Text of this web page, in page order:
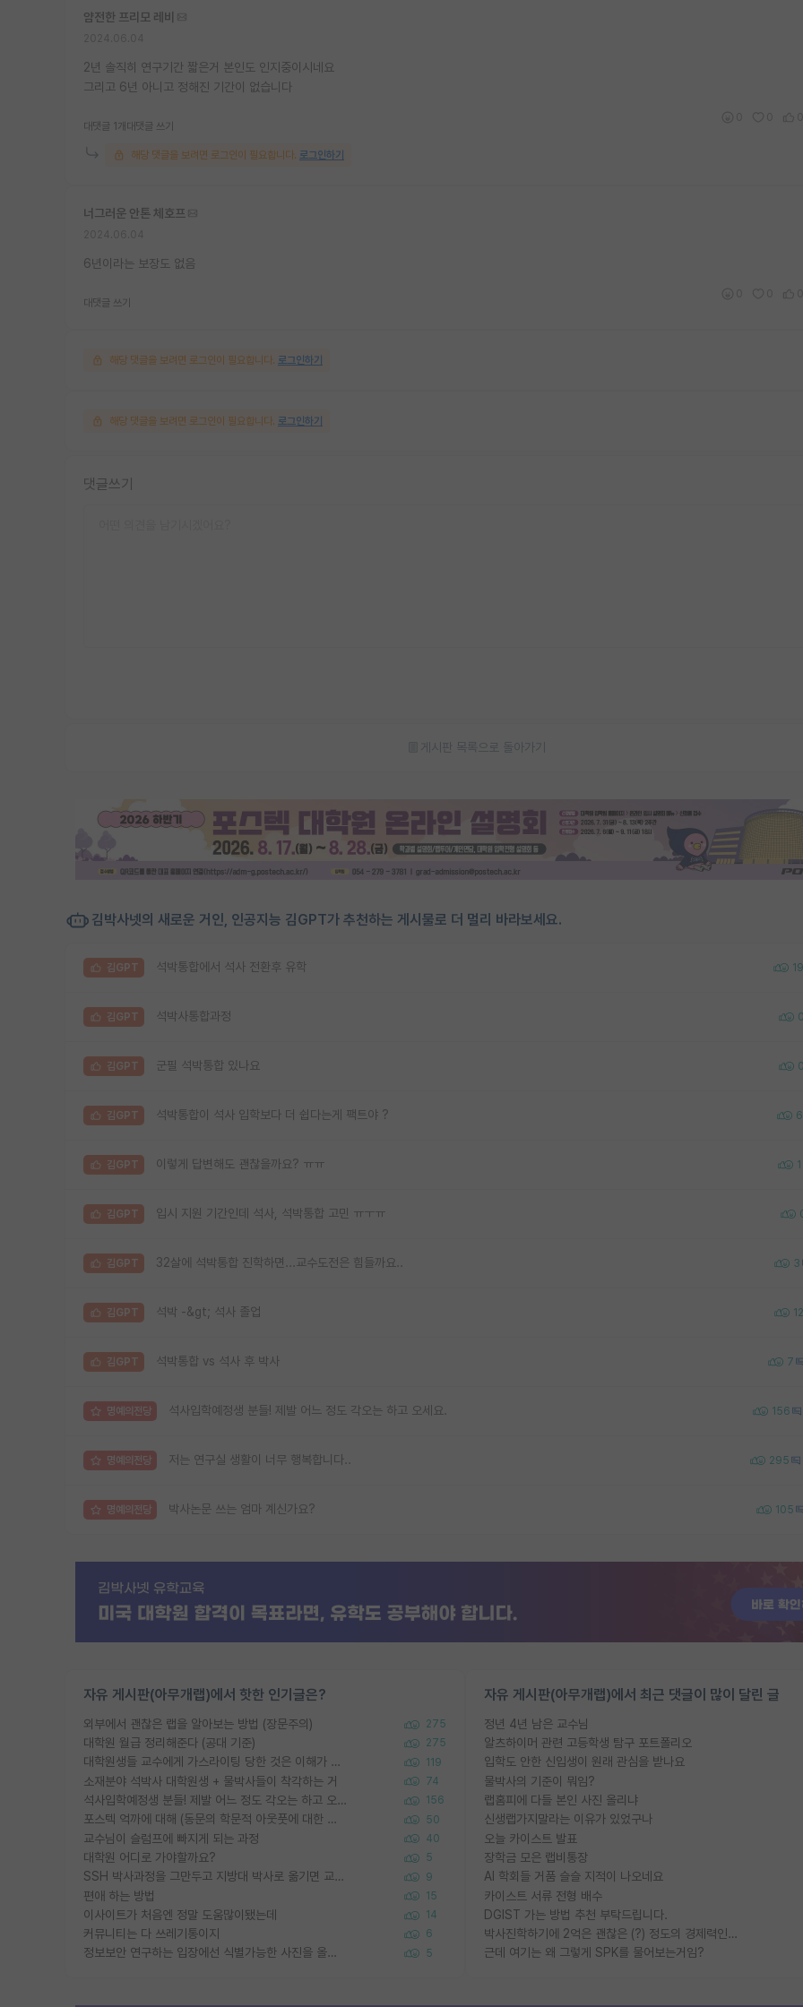
얌전한 프리모 레비
2년 솔직히 연구기간 짧은거 본인도 인지중이시네요
그리고 6년 아니고 정해진 기간이 없습니다
대댓글 1개 대댓글 쓰기
해당 댓글을 보려면 로그인이 필요합니다. 로그인하기
너그러운 안톤 체호프
6년이라는 보장도 없음
대댓글 쓰기
해당 댓글을 보려면 로그인이 필요합니다. 로그인하기
해당 댓글을 보려면 로그인이 필요합니다. 로그인하기
댓글쓰기
게시판 목록으로 돌아가기
김박사넷의 새로운 거인, 인공지능 김GPT가 추천하는 게시물로 더 멀리 바라보세요.
김GPT 석박통합에서 석사 전환후 유학 19
김GPT 석박사통합과정
김GPT 군필 석박통합 있나요
김GPT 석박통합이 석사 입학보다 더 쉽다는게 팩트야 ? 6
김GPT 이렇게 답변해도 괜찮을까요? ㅠㅠ 1
김GPT 입시 지원 기간인데 석사, 석박통합 고민 ㅠㅜㅠ
김GPT 32살에 석박통합 진학하면...교수도전은 힘들까요.. 3
김GPT 석박 -&gt; 석사 졸업 12
김GPT 석박통합 vs 석사 후 박사 7
명예의전당 석사입학예정생 분들! 제발 어느 정도 각오는 하고 오세요. 156
명예의전당 저는 연구실 생활이 너무 행복합니다.. 295
명예의전당 박사논문 쓰는 엄마 계신가요? 105
자유 게시판(아무개랩)에서 핫한 인기글은?
외부에서 괜찮은 랩을 알아보는 방법 (장문주의) 275
대학원 월급 정리해준다 (공대 기준) 275
대학원생들 교수에게 가스라이팅 당한 것은 이해가 갑니다. 안타깝네요. 119
소재분야 석박사 대학원생 + 물박사들이 착각하는 거 74
석사입학예정생 분들! 제발 어느 정도 각오는 하고 오세요. 156
포스텍 억까에 대해 (동문의 학문적 아웃풋에 대한 반박) 50
교수님이 슬럼프에 빠지게 되는 과정 40
대학원 어디로 가야할까요? 5
SSH 박사과정을 그만두고 지방대 박사로 옮기면 교수의 꿈은 끝일까요? 9
편애 하는 방법 15
이사이트가 처음엔 정말 도움많이됐는데 14
커뮤니티는 다 쓰레기통이지 6
정보보안 연구하는 입장에선 식별가능한 사진을 올리는건 비추이긴함 5
자유 게시판(아무개랩)에서 최근 댓글이 많이 달린 글
정년 4년 남은 교수님
알츠하이머 관련 고등학생 탐구 포트폴리오
입학도 안한 신입생이 원래 관심을 받나요
물박사의 기준이 뭐임?
랩홈피에 다들 본인 사진 올리냐
신생랩가지말라는 이유가 있었구나
오늘 카이스트 발표
장학금 모은 랩비통장
AI 학회들 거품 슬슬 지적이 나오네요
카이스트 서류 전형 배수
DGIST 가는 방법 추천 부탁드립니다.
박사진학하기에 2억은 괜찮은 (?) 정도의 경제력인가요
근데 여기는 왜 그렇게 SPK를 물어보는거임?